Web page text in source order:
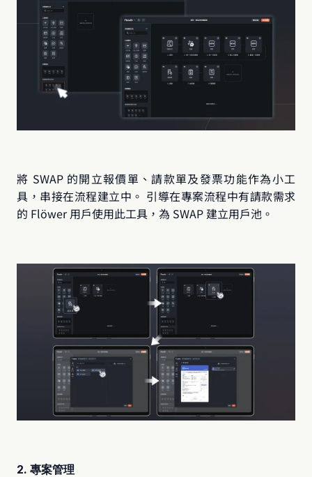
將 SWAP 的開立報價單、請款單及發票功能作為小工
具，串接在流程建立中。 引導在專案流程中有請款需求
的 Flöwer 用戶使用此工具，為 SWAP 建立用戶池。
2. 專案管理